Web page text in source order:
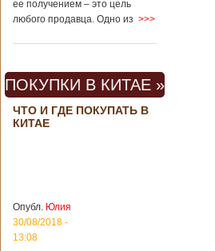
Китай в этом
считается
государством. Но в
метрополитене
Шанхая или
Подробнее...
Опубликовано
родителей
появился их
ребенок. Выносила
малыша
ее получением – это цель
любого продавца. Одно из >>>
ПОКУПКИ В КИТАЕ »
ЧТО И ГДЕ ПОКУПАТЬ В
КИТАЕ
Опубл. Юлия
30/08/2018 -
13:08